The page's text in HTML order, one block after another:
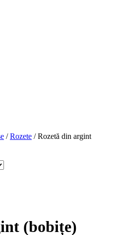
/Rozete / Rozetă din argint
(bobițe)